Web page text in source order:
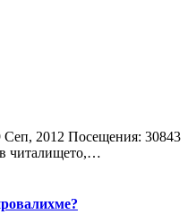
Сeп, 2012 Посещения: 30843
читалището,…